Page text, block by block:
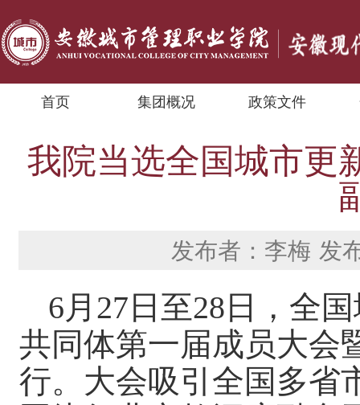
首页 集团概况 政策文件
我院当选全国城市更
发布者：李梅 发
6月27日至28日，全
共同体第一届成员大会
行。大会吸引全国多省